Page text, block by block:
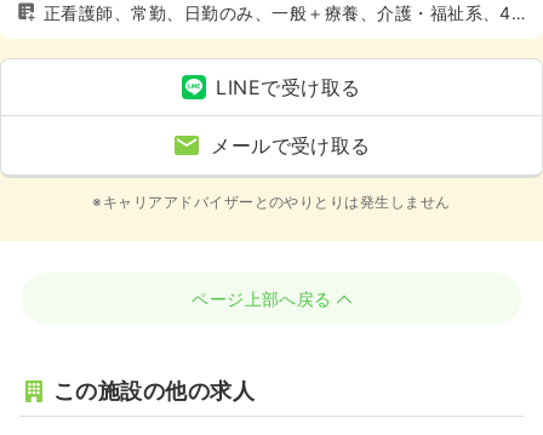
正看護師、常勤、日勤のみ、一般＋療養、介護・福祉系、4
週8休以上
LINEで受け取る
メールで受け取る
※キャリアアドバイザーとのやりとりは発生しません
ページ上部へ戻る
この施設の他の求人